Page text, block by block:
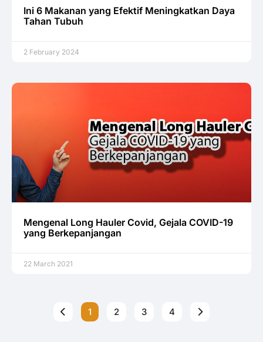
Ini 6 Makanan yang Efektif Meningkatkan Daya
Tahan Tubuh
2 February 2024
Mengenal Long Hauler Covid, Gejala COVID-19
yang Berkepanjangan
22 March 2021
1 2 3 4